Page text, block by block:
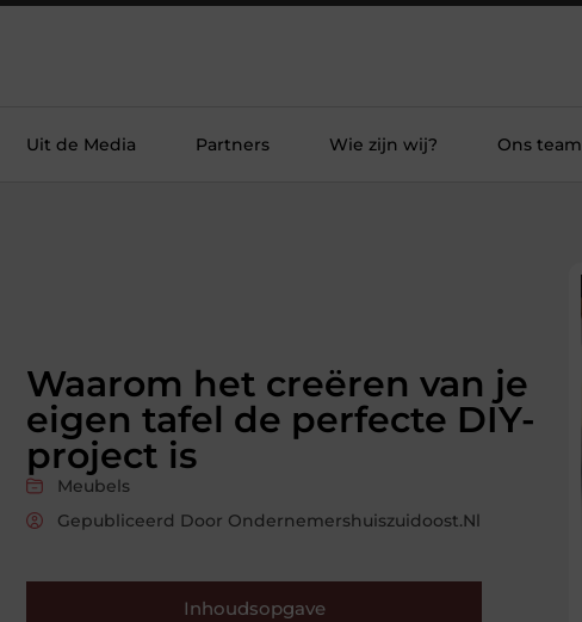
Uit de Media Partners Wie zijn wij? Ons team
Waarom het creëren van je
eigen tafel de perfecte DIY-
project is
Meubels
Gepubliceerd Door Ondernemershuiszuidoost.nl
Inhoudsopgave